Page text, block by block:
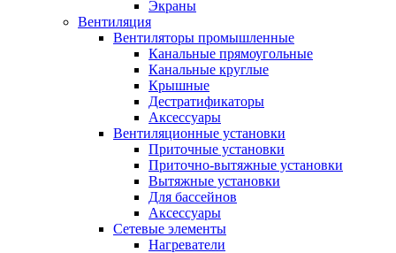
Экраны
Вентиляция
Вентиляторы промышленные
Канальные прямоугольные
Канальные круглые
Крышные
Дестратификаторы
Аксессуары
Вентиляционные установки
Приточные установки
Приточно-вытяжные установки
Вытяжные установки
Для бассейнов
Аксессуары
Сетевые элементы
Нагреватели